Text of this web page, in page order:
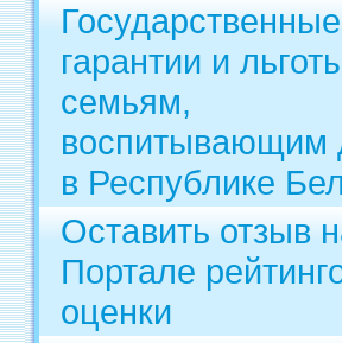
Государственные
гарантии и
семьям,
воспитывающим
в Республике
Оставить отзыв
Портале
оценки